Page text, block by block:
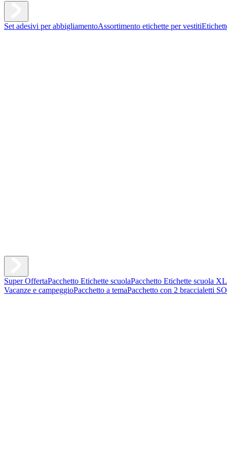
Set adesivi per abbigliamentoAssortimento etichette per vestiti
Super OffertaPacchetto Etichette scuolaPacchetto Etichette scuola XL
Vacanze e campeggioPacchetto a temaPacchetto con 2 braccialetti